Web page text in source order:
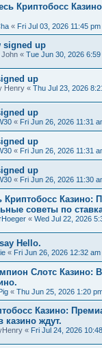
Криптобосс
« Fri Jul 03, 2026 11:45 pm
signed up
John « Tue Jun 30, 2026 6:59
up
Henry « Thu Jul 23, 2026
up
« Fri Jun 26, 2026 11:31
up
« Fri Jun 26, 2026 11:31
up
« Fri Jun 26, 2026 11:30
Криптобосс Казино:
советы по
« Wed Jul 22, 2026
Hello.
« Fri Jun 26, 2026 12:32 am
Слотс Казино:
« Thu Jun 25, 2026 1:20
Казино:
казино ждут.
« Fri Jul 24, 2026